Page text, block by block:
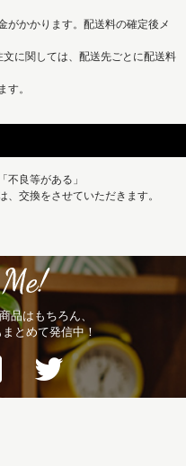
かかります。配送料の確定後メ
に関しては、配送先ごとに配送料
。
不良等がある」
、交換をさせていただきます。
品はもちろん、
とめて発信中！